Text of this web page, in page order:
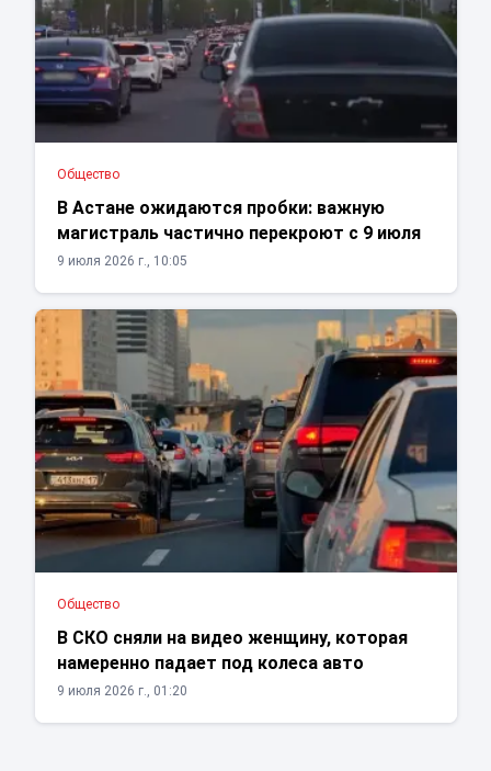
Общество
В Астане ожидаются пробки: важную
магистраль частично перекроют с 9 июля
9 июля 2026 г., 10:05
Общество
В СКО сняли на видео женщину, которая
намеренно падает под колеса авто
9 июля 2026 г., 01:20